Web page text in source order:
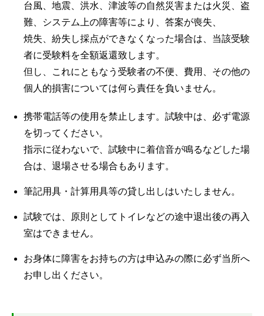
台風、地震、洪水、津波等の自然災害または火災、盗
難、システム上の障害等により、答案が喪失、
焼失、紛失し採点ができなくなった場合は、当該受験
者に受験料を全額返還致します。
但し、これにともなう受験者の不便、費用、その他の
個人的損害については何ら責任を負いません。
携帯電話等の使用を禁止します。試験中は、必ず電源
を切ってください。
指示に従わないで、試験中に着信音が鳴るなどした場
合は、退場させる場合もあります。
筆記用具・計算用具等の貸し出しはいたしません。
試験では、原則としてトイレなどの途中退出後の再入
室はできません。
お身体に障害をお持ちの方は申込みの際に必ず当所へ
お申し出ください。